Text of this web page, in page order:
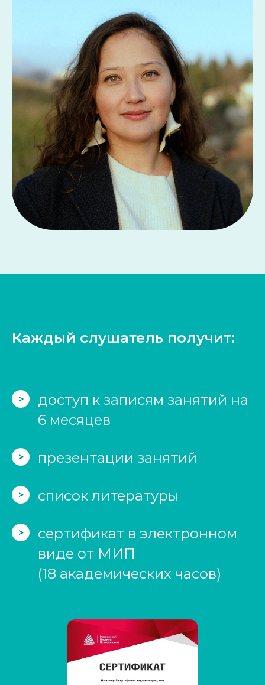
Каждый слушатель получит:
>
доступ к записям занятий на
6 месяцев
> презентации занятий
> список литературы
>
сертификат в электронном
виде от МИП
(18 академических часов)